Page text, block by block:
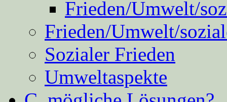
Frieden/Umwelt/
Frieden/Umwelt/
Sozialer Frieden
Umweltaspekte